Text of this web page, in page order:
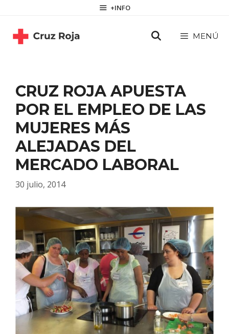
contenido
+INFO
MENÚ
CRUZ ROJA APUESTA
POR EL EMPLEO DE LAS
MUJERES MÁS
ALEJADAS DEL
MERCADO LABORAL
30 julio, 2014